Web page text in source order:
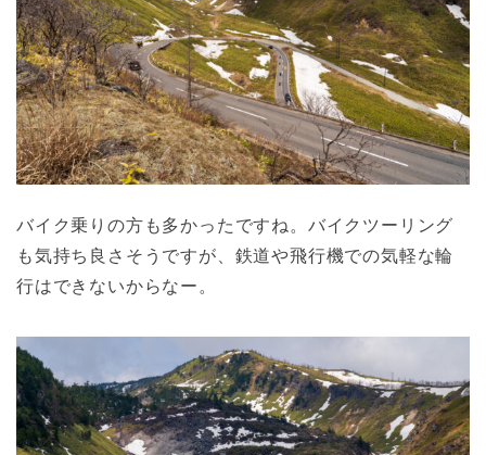
バイク乗りの方も多かったですね。バイクツーリング
も気持ち良さそうですが、鉄道や飛行機での気軽な輪
行はできないからなー。